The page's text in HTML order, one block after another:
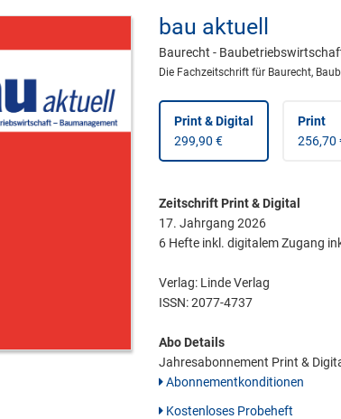
bau aktuell
Baurecht -
Die Fachzeitschrift für Baurecht,
Print & Digital
299,90 €
Print
256,70
Zeitschrift Print & Digital
17. Jahrgang 2026
6 Hefte inkl. digitalem Zugang
Verlag: Linde Verlag
ISSN:2077-4737
Abo Details
Jahresabonnement Print &
Abonnementkonditionen
Kostenloses Probeheft